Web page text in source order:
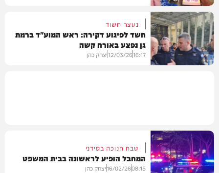
חדשות
נעצר חשוד
חשד לפיגוע דקירה: ראש המוע"ד ברמת
גן נפצע באורח קשה
16:17
12/03/26יצחק כהן
טבח חנוכה בסידני
המחבל הופיע לראשונה בבית המשפט
08:15
16/02/26יצחק כהן